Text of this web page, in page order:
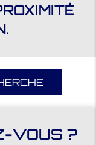
VOUS ?